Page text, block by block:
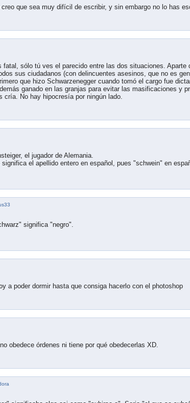
que sea muy difícil de escribir, y sin embargo no lo has
fatal, sólo tú ves el parecido entre las dos situaciones.
sus ciudadanos (con delincuentes asesinos, que no es
que hizo Schwarzenegger cuando tomó el cargo fue
ganado en las granjas para evitar las masificaciones y
cría. No hay hipocresía por ningún lado.
el jugador de Alemania.
el apellido entero en español, pues "schwein" en
significa "negro".
a poder dormir hasta que consiga hacerlo con el photoshop
obedece órdenes ni tiene por qué obedecerlas XD.